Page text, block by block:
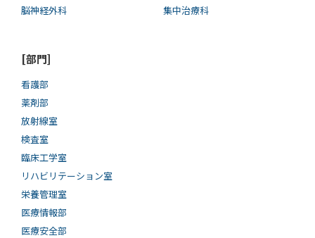
脳神経外科
集中治療科
[部門]
看護部
薬剤部
放射線室
検査室
臨床工学室
リハビリテーション室
栄養管理室
医療情報部
医療安全部